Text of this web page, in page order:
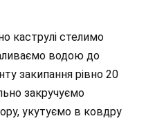
каструлі стелимо
водою до
закипання рівно 20
закручуємо
укутуємо в ковдру